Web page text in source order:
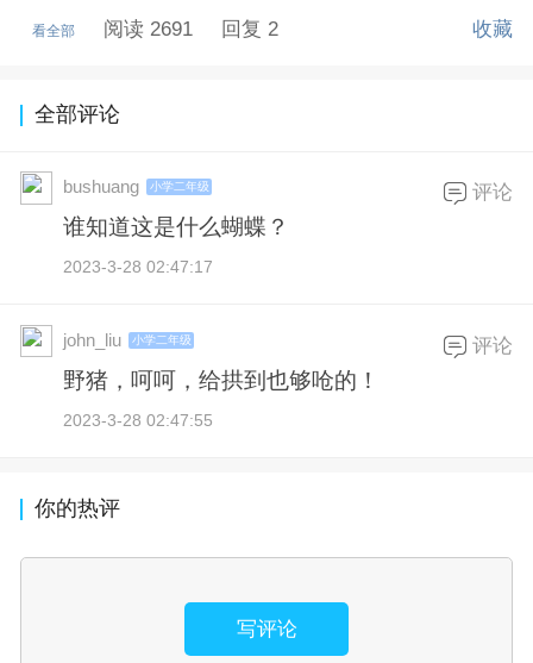
看全部 阅读 2691 回复 2 收藏
全部评论
bushuang 小学二年级
谁知道这是什么蝴蝶？
2023-3-28 02:47:17
评论
john_liu 小学二年级
野猪，呵呵，给拱到也够呛的！
2023-3-28 02:47:55
评论
你的热评
写评论